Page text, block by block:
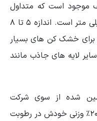
موجود است که متداول
ترین اندازه مورد استفاده ۳ تا ۵ میلی متر است. اندازه ۵ تا ۸
برای خشک کن های بسیار
لایه های جاذب مانند
شده از سوی شرکت
پتروتات می‌تواند رطوبت را از هوا تا ۲۰٪ وزنی خودش در رطوبت